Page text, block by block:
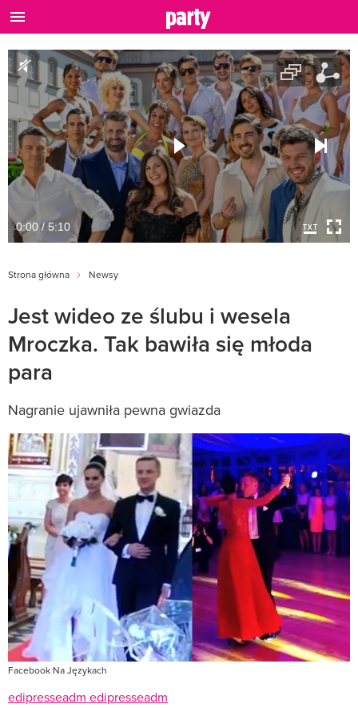
0:00 / 5:10
Strona główna Newsy
Jest wideo ze ślubu i wesela
Mroczka. Tak bawiła się młoda
para
Nagranie ujawniła pewna gwiazda
Facebook Na Językach
edipresseadm edipresseadm